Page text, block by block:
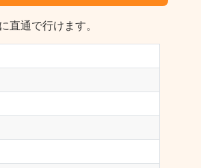
通で行けます。